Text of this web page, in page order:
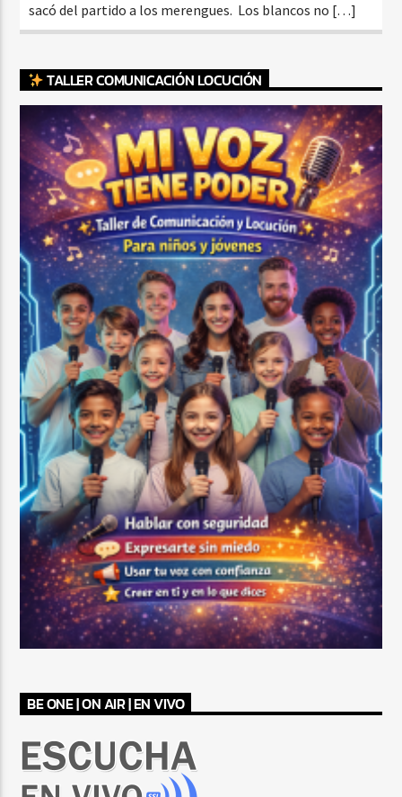
sacó del partido a los merengues. Los blancos no […]
TALLER COMUNICACIÓN LOCUCIÓN
BE ONE | ON AIR | EN VIVO